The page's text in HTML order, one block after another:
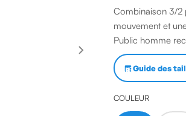
Combinaison 3/2
mouvement et
Public homme
Guide des
COULEUR